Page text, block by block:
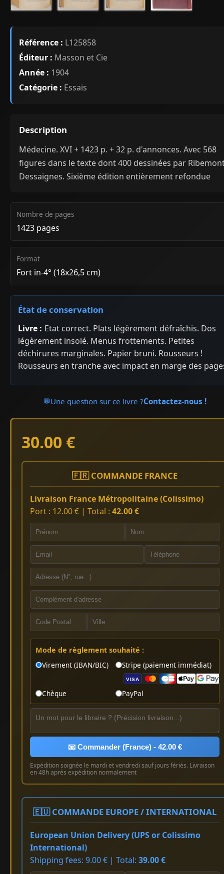
Référence : L125858
Éditeur : Masson et Cie
Année : 1904
Catégorie : Essais
Description
Médecine. XVI + 1423 p. + 32 p. d'annonces. Avec 568
figures dans le texte dont 400 dessinées par
Dessaignes. Sixième édition entièrement refondue
Nombre de pages
1423 pages
Format
Fort in-4° (18x26,5 cm)
État de conservation
Livre : Etat correct. Plats légèrement défraîchis. Dos
légèrement insolé. Menus frottements. Petites
déchirures marginales. Papier bruni. Rousseurs !
Rousseurs en tranche avec impact en marge des
💬Une question sur ce livre ?Contactez-nous !
30.00 €
🇫🇷 COMMANDE FRANCE
Livraison France Métropolitaine (Colissimo)
Port : 12.00 € | Total : 42.00 €
Mode de règlement souhaité :
Virement (IBAN/BIC)
Stripe (paiement immédiat)
VISA
Chèque PayPal
📧 Commander (France) - 42.00 €
Expédition soignée le mardi et vendredi sauf jours fériés. Livraison
en 48h après expédition normalement
🇪🇺 COMMANDE EUROPE / INTERNATIONAL
European Union Delivery (UPS or Colissimo
International)
Shipping fees: 9.00 € | Total: 39.00 €